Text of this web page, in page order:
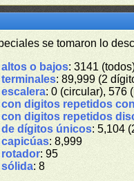
se tomaron lo
o bajos: 3141
: 89,999 (2
: 0 (circular), 576
digitos repetidos
digitos repetidos
dígitos únicos: 5,104
: 8,999
rotador: 95
: 8